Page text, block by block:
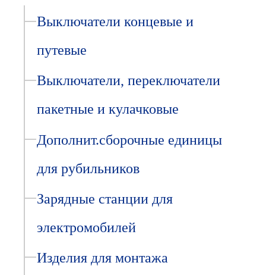
Выключатели концевые и
путевые
Выключатели, переключатели
пакетные и кулачковые
Дополнит.сборочные единицы
для рубильников
Зарядные станции для
электромобилей
Изделия для монтажа